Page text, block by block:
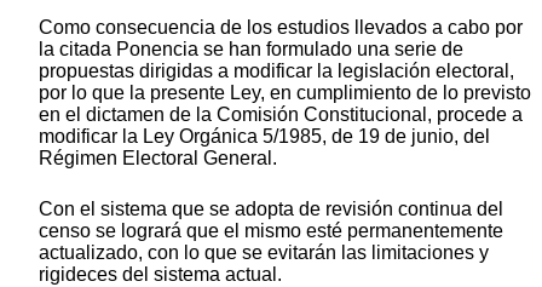
Como consecuencia de los estudios llevados a cabo por
la citada Ponencia se han formulado una serie de
propuestas dirigidas a modificar la legislación electoral,
por lo que la presente Ley, en cumplimiento de lo previsto
en el dictamen de la Comisión Constitucional, procede a
modificar la Ley Orgánica 5/1985, de 19 de junio, del
Régimen Electoral General.
Con el sistema que se adopta de revisión continua del
censo se logrará que el mismo esté permanentemente
actualizado, con lo que se evitarán las limitaciones y
rigideces del sistema actual.